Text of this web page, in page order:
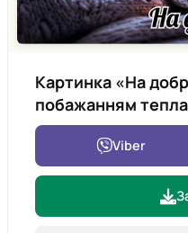
Картинка «На
побажанням тепла
Viber